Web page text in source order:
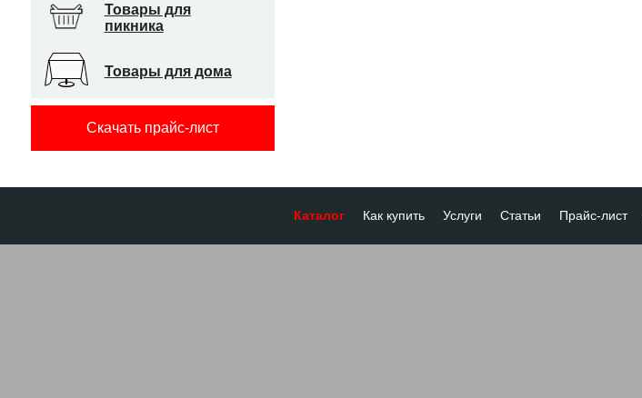
Товары для
пикника
Товары для дома
Скачать прайс-лист
Каталог Как купить Услуги Статьи Прайс-лист